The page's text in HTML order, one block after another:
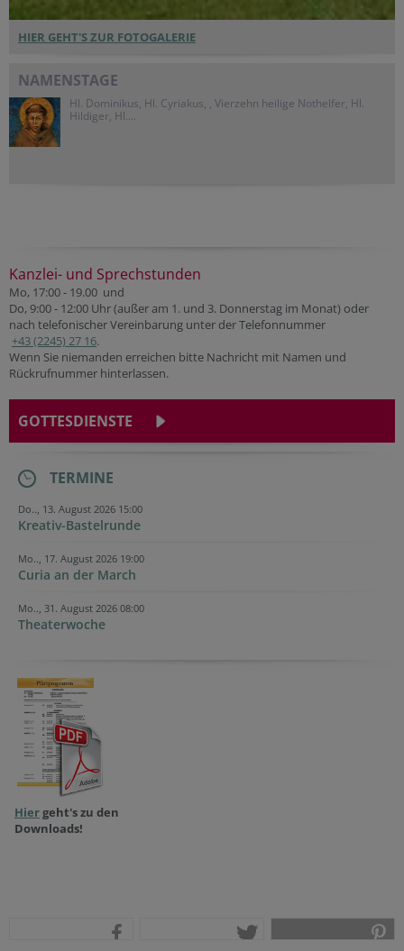
HIER GEHT'S ZUR FOTOGALERIE
NAMENSTAGE
Hl. Dominikus, Hl. Cyriakus, , Vierzehn heilige Nothelfer, Hl.
Hildiger, Hl....
Kanzlei- und Sprechstunden
Mo, 17:00 - 19.00 und
Do, 9:00 - 12:00 Uhr (außer am 1. und 3. Donnerstag im Monat) oder
nach telefonischer Vereinbarung unter der Telefonnummer
+43 (2245) 27 16.
Wenn Sie niemanden erreichen bitte Nachricht mit Namen und
Rückrufnummer hinterlassen.
GOTTESDIENSTE
TERMINE
Do.., 13. August 2026 15:00
Kreativ-Bastelrunde
Mo.., 17. August 2026 19:00
Curia an der March
Mo.., 31. August 2026 08:00
Theaterwoche
Hiergeht's zu den
Downloads!